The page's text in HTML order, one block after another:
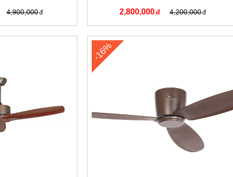
4,900,000 2,800,000 4,200,000
-16%